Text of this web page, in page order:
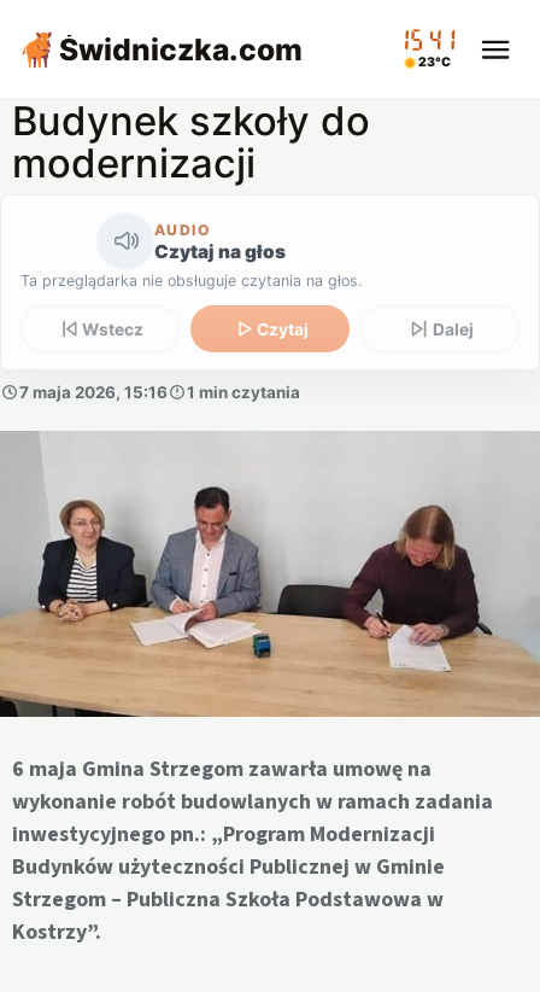
Świdniczka.com 15:41
23°C
Budynek szkoły do
modernizacji
AUDIO
Czytaj na głos
Ta przeglądarka nie obsługuje czytania na głos.
Wstecz Czytaj Dalej
7 maja 2026, 15:16 1 min czytania
6 maja Gmina Strzegom zawarła umowę na
wykonanie robót budowlanych w ramach zadania
inwestycyjnego pn.: „Program Modernizacji
Budynków użyteczności Publicznej w Gminie
Strzegom – Publiczna Szkoła Podstawowa w
Kostrzy”.